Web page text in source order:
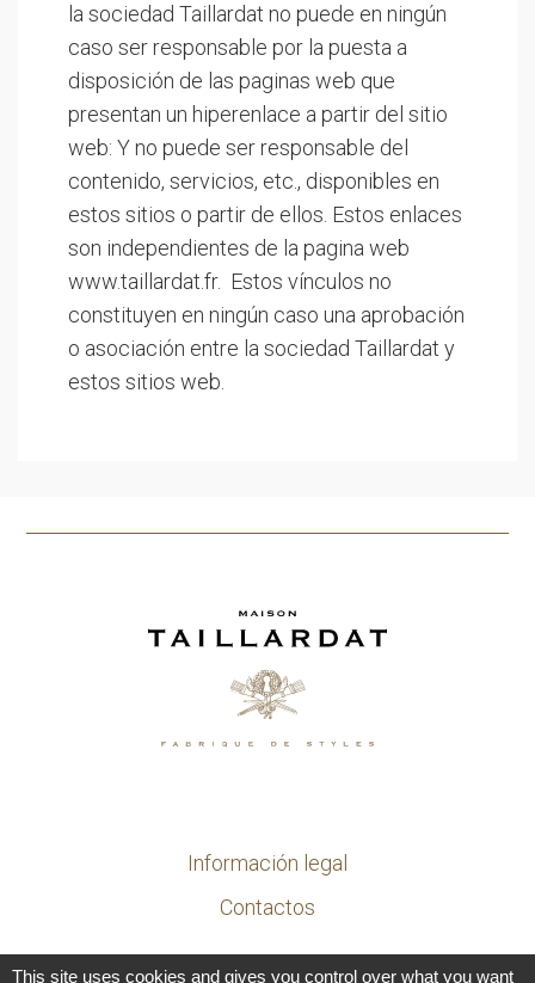
la sociedad Taillardat no puede en ningún
caso ser responsable por la puesta a
disposición de las paginas web que
presentan un hiperenlace a partir del sitio
web: Y no puede ser responsable del
contenido, servicios, etc., disponibles en
estos sitios o partir de ellos. Estos enlaces
son independientes de la pagina web
www.taillardat.fr. Estos vínculos no
constituyen en ningún caso una aprobación
o asociación entre la sociedad Taillardat y
estos sitios web.
Información legal
Contactos
This site uses cookies and gives you control over what you want